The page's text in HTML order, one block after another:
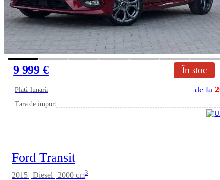
9 999 € În stoc
Plată lunară de la
Țara de import
Ford Transit
2015 | Diesel | 2000 cm3